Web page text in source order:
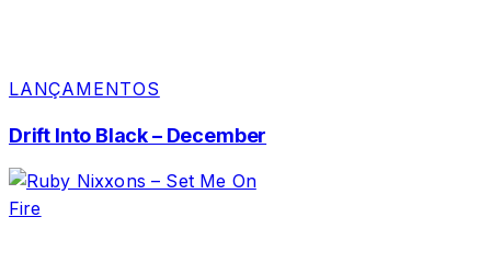
LANÇAMENTOS
Drift Into Black – December